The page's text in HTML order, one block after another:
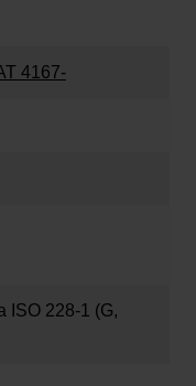
4167-
ISO 228-1 (G,